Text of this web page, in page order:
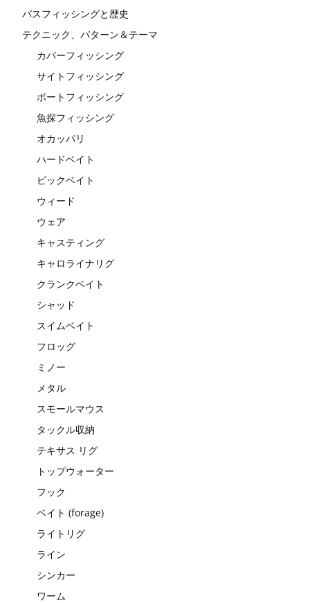
バスフィッシングと歴史
テクニック、パターン＆テーマ
カバーフィッシング
サイトフィッシング
ボートフィッシング
魚探フィッシング
オカッパリ
ハードベイト
ビックベイト
ウィード
ウェア
キャスティング
キャロライナリグ
クランクベイト
シャッド
スイムベイト
フロッグ
ミノー
メタル
スモールマウス
タックル収納
テキサス リグ
トップウォーター
フック
ベイト (forage)
ライトリグ
ライン
シンカー
ワーム